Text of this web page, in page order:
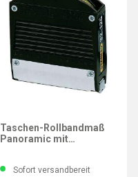
Taschen-Rollbandmaß
Panoramic mit
Sofort versandbereit